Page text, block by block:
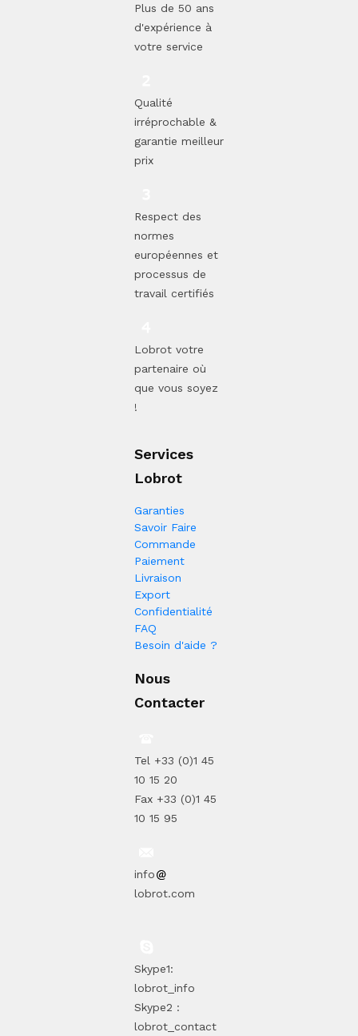
Plus de 50 ans
d'expérience à
votre service
Qualité
irréprochable &
garantie meilleur
prix
Respect des
normes
européennes et
processus de
travail certifiés
Lobrot votre
partenaire où
que vous soyez
!
Services
Lobrot
Garanties
Savoir Faire
Commande
Paiement
Livraison
Export
Confidentialité
FAQ
Besoin d'aide ?
Nous
Contacter
Tel +33 (0)1 45
10 15 20
Fax +33 (0)1 45
10 15 95
info
lobrot.com
Skype1:
lobrot_info
Skype2 :
lobrot_contact